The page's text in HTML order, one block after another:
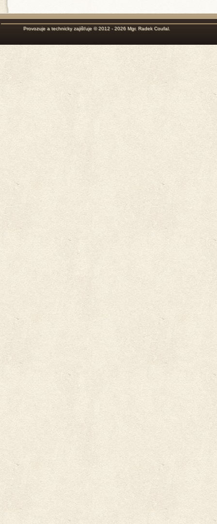
Provozuje a technicky zajišťuje © 2012 - 2026 Mgr. Radek Coufal.